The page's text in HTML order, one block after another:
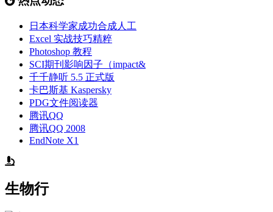
日本科学家成功合成人工
Excel 实战技巧精粹
Photoshop 教程
SCI期刊影响因子（impact&
千千静听 5.5 正式版
卡巴斯基 Kaspersky
PDG文件阅读器
腾讯QQ
腾讯QQ 2008
EndNote X1
生物行